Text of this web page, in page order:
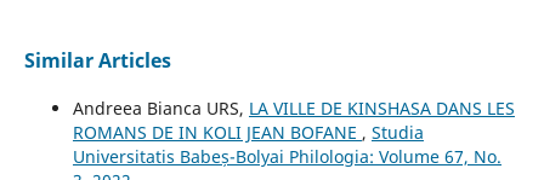
Similar Articles
Andreea Bianca URS, LA VILLE DE KINSHASA DANS LES
ROMANS DE IN KOLI JEAN BOFANE , Studia
Universitatis Babeș-Bolyai Philologia: Volume 67, No.